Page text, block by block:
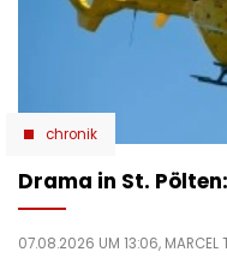
chronik
Drama in St.
07.08.2026 UM 13:06, MARCEL